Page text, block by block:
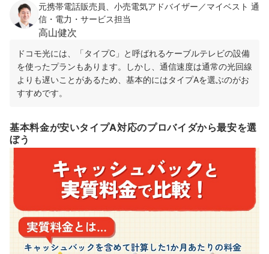
元携帯電話販売員、小売電気アドバイザー／マイベスト 通
信・電力・サービス担当
高山健次
ドコモ光には、「タイプC 」と呼ばれるケーブルテレビの設備
を使ったプランもあります。しかし、通信速度は通常の光回線
よりも遅いことがあるため、 基本的にはタイプAを選ぶのがお
すすめです。
基本料金が安いタイプA対応のプロバイダから最安を選
ぼう